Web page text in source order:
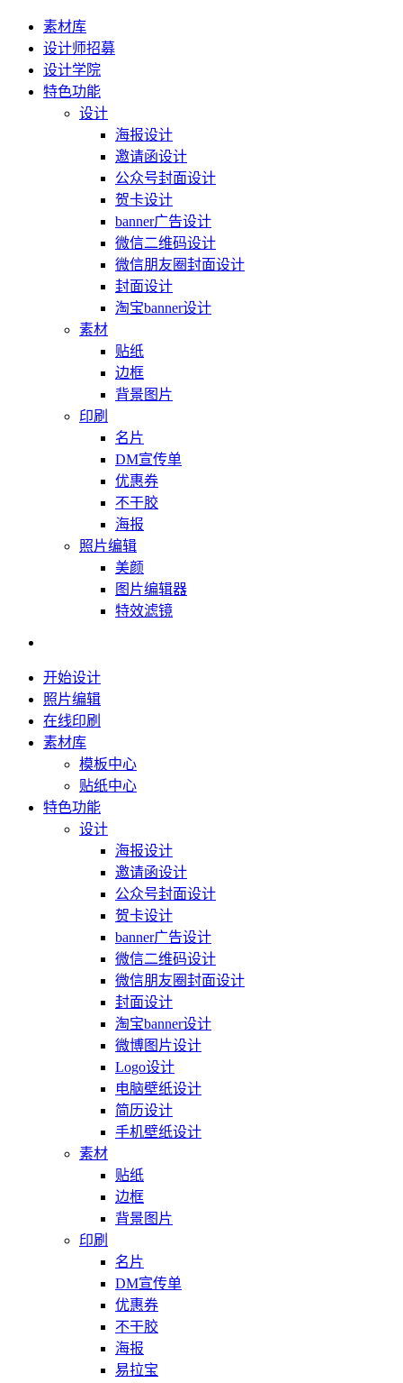
素材库
设计师招募
设计学院
特色功能
设计
海报设计
邀请函设计
公众号封面设计
贺卡设计
banner广告设计
微信二维码设计
微信朋友圈封面设计
封面设计
淘宝banner设计
素材
贴纸
边框
背景图片
印刷
名片
DM宣传单
优惠券
不干胶
海报
照片编辑
美颜
图片编辑器
特效滤镜
开始设计
照片编辑
在线印刷
素材库
模板中心
贴纸中心
特色功能
设计
海报设计
邀请函设计
公众号封面设计
贺卡设计
banner广告设计
微信二维码设计
微信朋友圈封面设计
封面设计
淘宝banner设计
微博图片设计
Logo设计
电脑壁纸设计
简历设计
手机壁纸设计
素材
贴纸
边框
背景图片
印刷
名片
DM宣传单
优惠券
不干胶
海报
易拉宝